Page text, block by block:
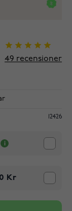
49 recensioner
12426
Kr